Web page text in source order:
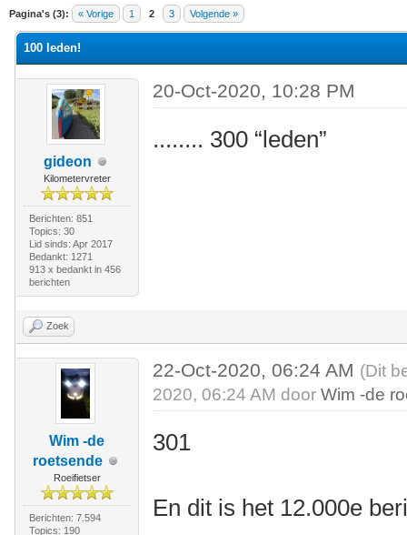
Pagina's (3): « Vorige 1 2 3 Volgende »
waardering is 0
100 leden!
gideon
Kilometervreter
Berichten: 851
Topics: 30
Lid sinds: Apr 2017
Bedankt: 1271
913 x bedankt in 456
berichten
20-Oct-2020, 10:28 PM
........ 300 “leden”
Zoek
Wim -de
roetsende
Roeifietser
Berichten: 7.594
Topics: 190
22-Oct-2020, 06:24 AM (Dit
2020, 06:24 AM doorWim -de
301
En dit is het 12.000e